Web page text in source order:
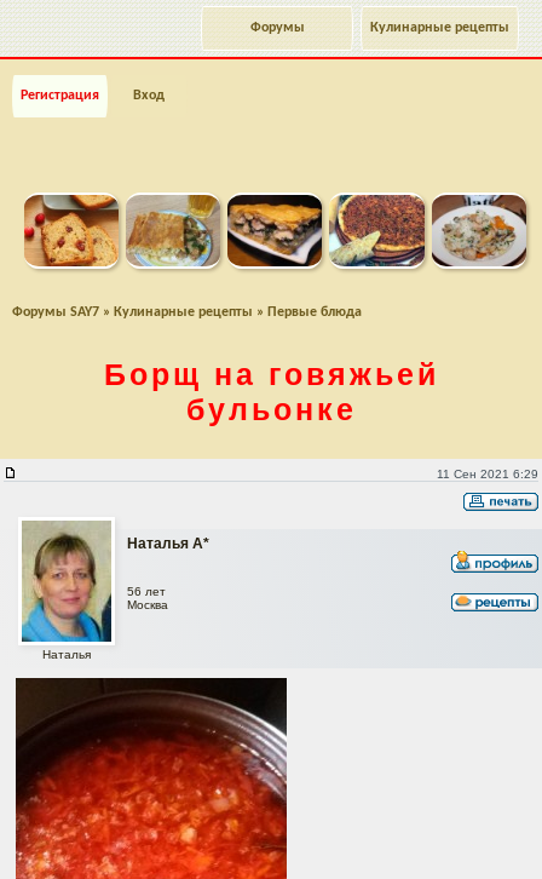
Кулинарные рецепты
Форумы
Регистрация Вход
Форумы SAY7 » Кулинарные рецепты » Первые блюда
Борщ на говяжьей
бульонке
11 Сен 2021 6:29
Наталья А*
Наталья
56 лет
Москва